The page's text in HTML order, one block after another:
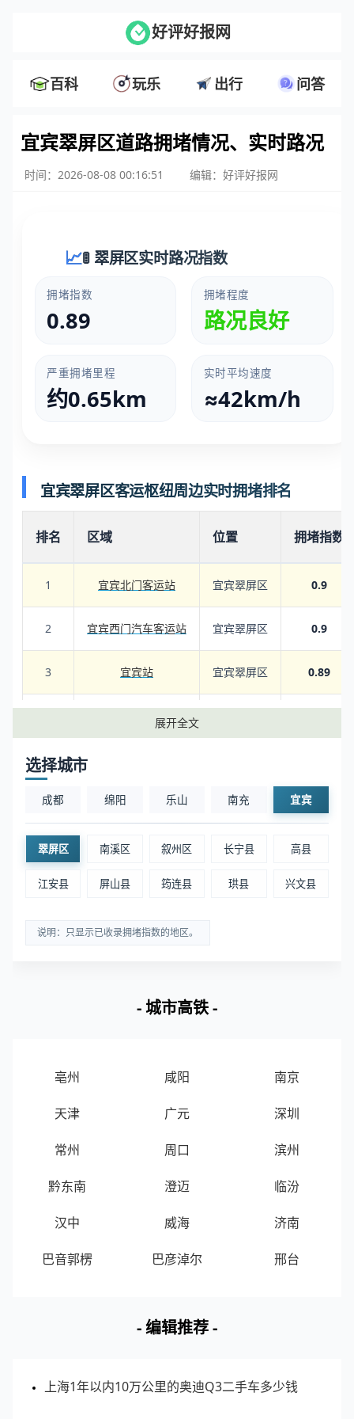
好评好报网
百科 玩乐 出行 问答
宜宾翠屏区道路拥堵情况、实时路况
时间：2026-08-08 00:16:51 编辑：好评好报网
🚦 翠屏区实时路况指数
拥堵指数
0.89
拥堵程度
路况良好
严重拥堵里程
约0.65km
实时平均速度
≈42km/h
宜宾翠屏区客运枢纽周边实时拥堵排名
排名 区域 位置 拥堵指数
1 宜宾北门客运站 宜宾翠屏区 0.9
2 宜宾西门汽车客运站 宜宾翠屏区 0.9
3 宜宾站 宜宾翠屏区 0.89
宜宾高速公路客运站
5
6 王场乡客运站 宜宾翠屏区 0.81
7 白花客运站 宜宾翠屏区
8 宜宾五粮液机场 宜宾翠屏区 0.78
📊 数据说明：客流指数为区域范围内实时客流的指
排名
宜宾翠屏区
4 流杯池公园 宜宾翠屏区
7 翠屏山公园 宜宾翠屏区
展开全文
选择城市
成都 绵阳 乐山 南充 宜宾
翠屏区 南溪区 叙州区 长宁县 高县
江安县 屏山县 筠连县 珙县 兴文县
说明：只显示已收录拥堵指数的地区。
- 城市高铁 -
亳州 咸阳 南京
天津 广元 深圳
常州 周口 滨州
黔东南 澄迈 临汾
汉中 威海 济南
巴音郭楞 巴彦淖尔 邢台
- 编辑推荐 -
上海1年以内10万公里的奥迪Q3二手车多少钱